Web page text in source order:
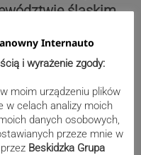
śląskim
Internauto
i wyrażenie zgody:
moim urządzeniu plików
w celach analizy moich
danych osobowych,
przeze mnie w
Beskidzka Grupa